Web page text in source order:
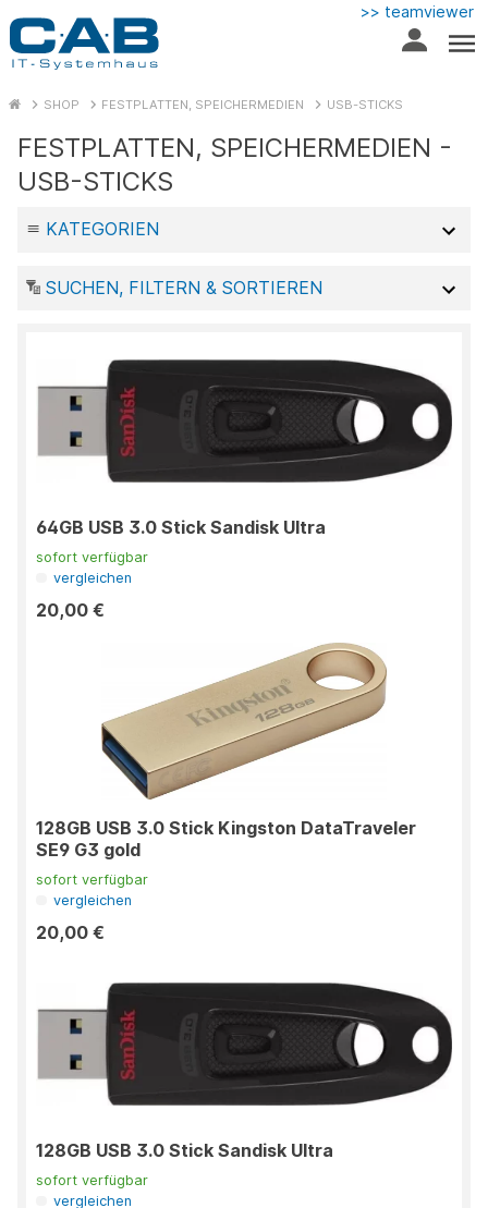
>> teamviewer
SHOP FESTPLATTEN, SPEICHERMEDIEN USB-STICKS
FESTPLATTEN, SPEICHERMEDIEN -
USB-STICKS
KATEGORIEN
SUCHEN, FILTERN & SORTIEREN
64GB USB 3.0 Stick Sandisk Ultra
sofort verfügbar
vergleichen
20,00 €
128GB USB 3.0 Stick Kingston DataTraveler
SE9 G3 gold
sofort verfügbar
vergleichen
20,00 €
128GB USB 3.0 Stick Sandisk Ultra
sofort verfügbar
vergleichen